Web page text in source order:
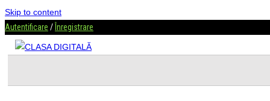
Skip to content
Autentificare / Înregistrare